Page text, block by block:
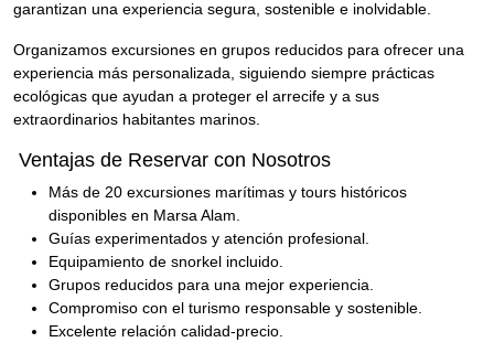
garantizan una experiencia segura, sostenible e inolvidable.
Organizamos excursiones en grupos reducidos para ofrecer una
experiencia más personalizada, siguiendo siempre prácticas
ecológicas que ayudan a proteger el arrecife y a sus
extraordinarios habitantes marinos.
Ventajas de Reservar con Nosotros
Más de 20 excursiones marítimas y tours históricos
disponibles en Marsa Alam.
Guías experimentados y atención profesional.
Equipamiento de snorkel incluido.
Grupos reducidos para una mejor experiencia.
Compromiso con el turismo responsable y sostenible.
Excelente relación calidad-precio.